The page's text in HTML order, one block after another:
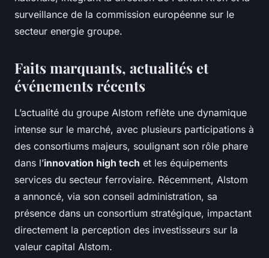
surveillance de la commission européenne sur le
secteur energie groupe.
Faits marquants, actualités et
événements récents
L’actualité du groupe Alstom reflète une dynamique
intense sur le marché, avec plusieurs participations à
des consortiums majeurs, soulignant son rôle phare
dans l’innovation high tech et les équipements
services du secteur ferroviaire. Récemment, Alstom
a annoncé, via son conseil administration, sa
présence dans un consortium stratégique, impactant
directement la perception des investisseurs sur la
valeur capital Alstom.